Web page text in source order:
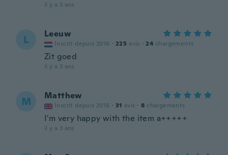
il y a 3 ans
L Leeuw
Inscrit depuis 2016 · 225 avis · 24 chargements
Zit goed
il y a 3 ans
M Matthew
Inscrit depuis 2016 · 31 avis · 8 chargements
I'm very happy with the item a+++++
il y a 3 ans